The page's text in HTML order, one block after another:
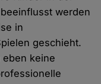
werden
in
geschieht.
eben keine